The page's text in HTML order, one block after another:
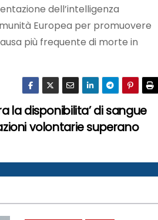
dell’intelligenza
Europea per promuovere
più frequente di morte in
la disponibilita’ di sangue
volontarie superano